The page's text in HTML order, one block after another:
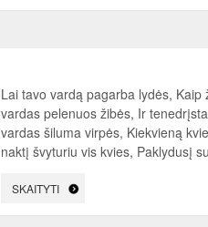
Lai tavo vardą pagarba lydės,
vardas pelenuos žibės, Ir
vardas šiluma virpės, Kiekvieną
naktį švyturiu vis kvies, Paklydusį
SKAITYTI